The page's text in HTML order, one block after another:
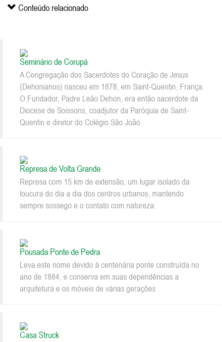
Conteúdo relacionado
Seminário de Corupá
A Congregação dos Sacerdotes do Coração de Jesus
(Dehonianos) nasceu em 1878, em Saint-Quentin, França.
O Fundador, Padre Leão Dehon, era então sacerdote da
Diocese de Soissons, coadjutor da Paróquia de Saint-
Quentin e diretor do Colégio São João
Represa de Volta Grande
Represa com 15 km de extensão, um lugar isolado da
loucura do dia a dia dos centros urbanos, mantendo
sempre sossego e o contato com natureza.
Pousada Ponte de Pedra
Leva este nome devido à centenária ponte construída no
ano de 1884, e conserva em suas dependências a
arquitetura e os móveis de várias gerações
Casa Struck